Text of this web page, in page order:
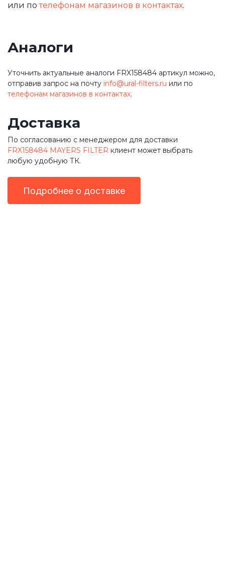
или потелефонам магазинов в контактах.
Аналоги
Уточнить актуальные аналоги FRX158484 артикул можно,
отправив запрос на почту info@ural-filters.ru или по
телефонам магазинов в контактах.
Доставка
По согласованию с менеджером для доставки
FRX158484 MAYERS FILTER клиент может выбрать
любую удобную ТК.
Подробнее о доставке